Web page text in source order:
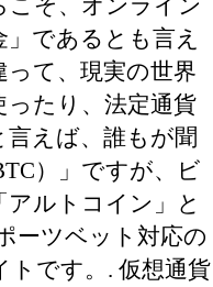
そ、オンライン
であるとも言え
て、現実の世界
たり、法定通貨
えば、誰もが聞
）」ですが、ビ
ルトコイン」と
ーツベット対応の
です。. 仮想通貨